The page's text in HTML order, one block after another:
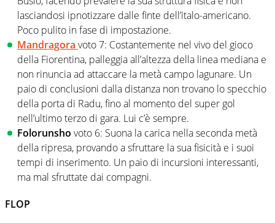
lasciandosi ipnotizzare dalle finte dell’italo-americano.
Poco pulito in fase di impostazione.
Mandragora voto 7: Costantemente nel vivo del gioco
della Fiorentina, palleggia all’altezza della linea mediana e
non rinuncia ad attaccare la metà campo lagunare. Un
paio di conclusioni dalla distanza non trovano lo specchio
della porta di Radu, fino al momento del super gol
nell’ultimo terzo di gara. Lui c’è sempre.
Folorunsho voto 6: Suona la carica nella seconda metà
della ripresa, provando a sfruttare la sua fisicità e i suoi
tempi di inserimento. Un paio di incursioni interessanti,
ma mal sfruttate dai compagni.
FLOP